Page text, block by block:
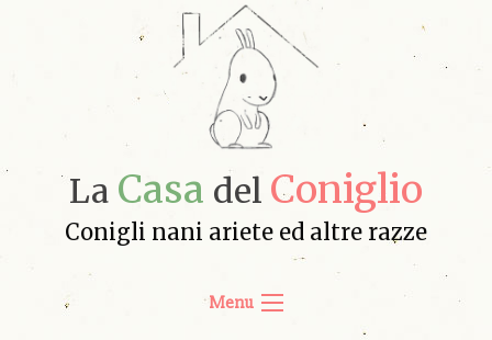
La Casa del Coniglio
Conigli nani ariete ed altre razze
Menu